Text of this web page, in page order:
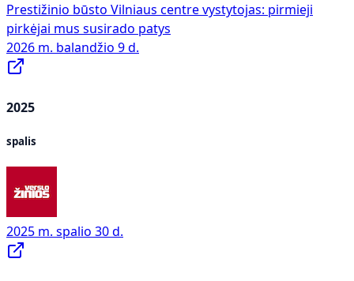
Prestižinio būsto Vilniaus centre vystytojas: pirmieji
pirkėjai mus susirado patys
2026 m. balandžio 9 d.
2025
spalis
2025 m. spalio 30 d.